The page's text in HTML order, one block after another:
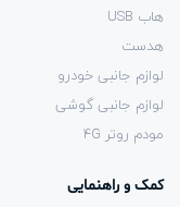
هاب USB
هدست
لوازم جانبی خودرو
لوازم جانبی گوشی
مودم روتر 4G
کمک و راهنمایی